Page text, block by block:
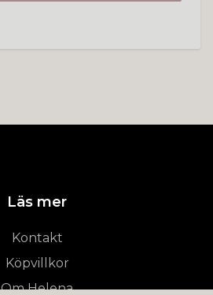
Läs mer
Kontakt
Köpvillkor
Om Helena